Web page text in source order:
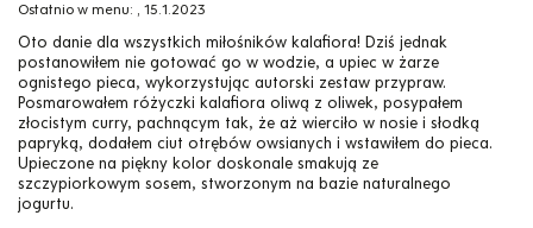
Ostatnio w menu: , 15.1.2023
Oto danie dla wszystkich miłośników kalafiora! Dziś jednak
postanowiłem nie gotować go w wodzie, a upiec w żarze
ognistego pieca, wykorzystując autorski zestaw przypraw.
Posmarowałem różyczki kalafiora oliwą z oliwek, posypałem
złocistym curry, pachnącym tak, że aż wierciło w nosie i słodką
papryką, dodałem ciut otrębów owsianych i wstawiłem do pieca.
Upieczone na piękny kolor doskonale smakują ze
szczypiorkowym sosem, stworzonym na bazie naturalnego
jogurtu.